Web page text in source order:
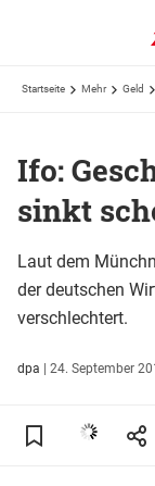
Startseite Mehr Geld
Ifo:
sinkt
Laut dem
der deutschen
verschlechtert.
dpa | 24. September